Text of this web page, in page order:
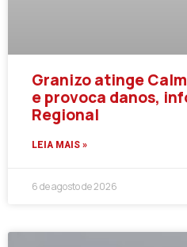
Granizo atinge
e provoca danos,
Regional
LEIA MAIS »
6 de agosto de 2026